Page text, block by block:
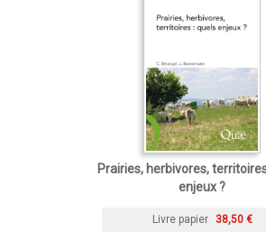
Prairies, herbivores,
enjeux ?
Livre papier 38,50 €